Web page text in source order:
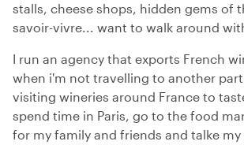
stalls, cheese shops, hidden gems of
savoir-vivre... want to walk around
I run an agency that exports French
when i'm not travelling to another
visiting wineries around France to
spend time in Paris, go to the food
for my family and friends and talke